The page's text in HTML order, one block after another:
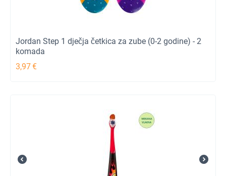
Jordan Step 1 dječja četkica za zube (0-2 godine) - 2
komada
3,97€